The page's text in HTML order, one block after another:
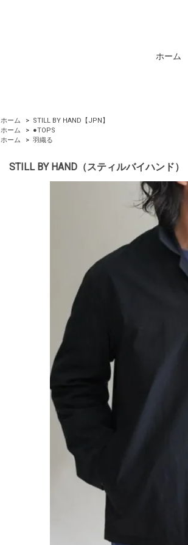
ホーム
ホーム > STILL BY HAND【JPN】
ホーム
> ●TOPS
ホーム
> 羽織る
STILL BY HAND（スティルバイハンド